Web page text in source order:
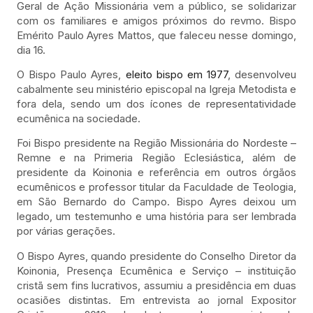
Geral de Ação Missionária vem a público, se solidarizar
com os familiares e amigos próximos do revmo. Bispo
Emérito Paulo Ayres Mattos, que faleceu nesse domingo,
dia 16.
O Bispo Paulo Ayres, eleito bispo em 1977, desenvolveu
cabalmente seu ministério episcopal na Igreja Metodista e
fora dela, sendo um dos ícones de representatividade
ecumênica na sociedade.
Foi Bispo presidente na Região Missionária do Nordeste –
Remne e na Primeria Região Eclesiástica, além de
presidente da Koinonia e referência em outros órgãos
ecumênicos e professor titular da Faculdade de Teologia,
em São Bernardo do Campo. Bispo Ayres deixou um
legado, um testemunho e uma história para ser lembrada
por várias gerações.
O Bispo Ayres, quando presidente do Conselho Diretor da
Koinonia, Presença Ecumênica e Serviço – instituição
cristã sem fins lucrativos, assumiu a presidência em duas
ocasiões distintas. Em entrevista ao jornal Expositor